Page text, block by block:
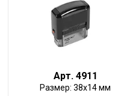
Арт. 4911
Размер: 38х14 мм